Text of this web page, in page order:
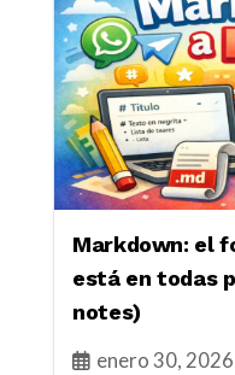
Markdown: el
está en todas
notes)
enero 30, 2026